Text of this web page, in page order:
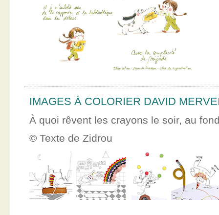
IMAGES À COLORIER DAVID
À quoi rêvent les crayons le soir, au
© Texte de Zidrou